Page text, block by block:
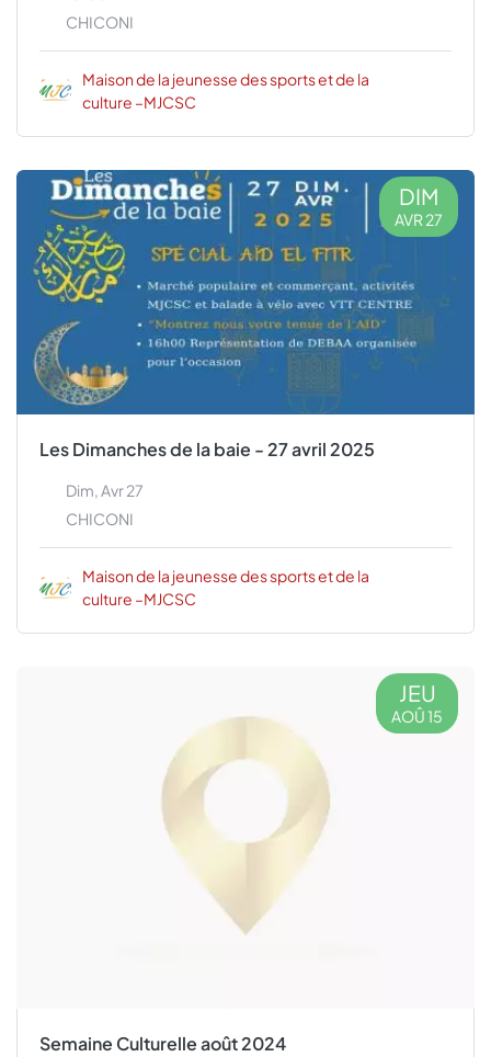
CHICONI
Maison de la jeunesse des sports et de la
culture –MJCSC
DIM
AVR 27
Les Dimanches de la baie - 27 avril 2025
Dim, Avr 27
CHICONI
Maison de la jeunesse des sports et de la
culture –MJCSC
JEU
AOÛ 15
Semaine Culturelle août 2024